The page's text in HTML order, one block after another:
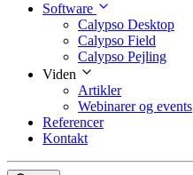
Software
Calypso Desktop
Calypso Field
Calypso Pejling
Viden
Artikler
Webinarer og events
Referencer
Kontakt